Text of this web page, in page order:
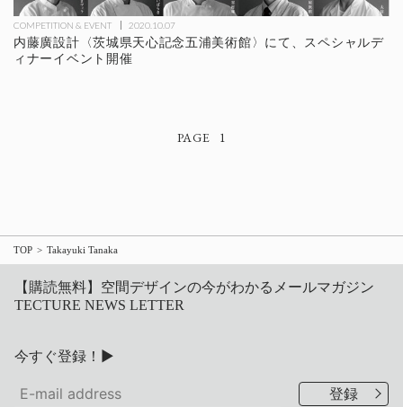
COMPETITION & EVENT 2020.10.07
内藤廣設計〈茨城県天心記念五浦美術館〉にて、スペシャルデ
ィナーイベント開催
1
TOP Takayuki Tanaka
【購読無料】空間デザインの今がわかるメールマガジン
TECTURE NEWS LETTER
今すぐ登録！▶